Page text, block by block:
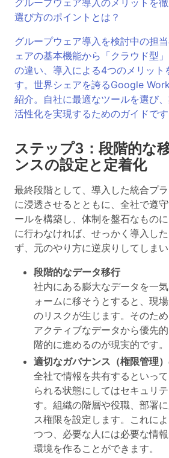
選び方のポイントとは？
グループウェア導入を検討中の担
ェアの基本機能から「クラウド型
の違い、導入による4つのメリット
す。世界シェアを誇るGoogle
紹介。自社に最適なツールを選び
活性化を実現するためのガイドです
ステップ3：段階的な
ンスの設定と定着化
最終段階として、導入した統合プ
に浸透させるとともに、全社で遵
ールを構築し、体制を盤石なもの
に行わなければ、せっかく導入し
ず、元のやり方に逆戻りしてしまい
段階的なデータ移行
社内にある膨大なデータを一
ォームに移そうとすると、現
のリスクが生じます。そのた
アクティブなデータから優先
階的に進めるのが現実的です。
適切なガバナンス（権限管理
全社で情報を共有するといっ
られる状態にしてはセキュリ
す。組織の階層や役職、部署
ス権限を設定します。これに
つつ、必要な人には必要な情
環境を作ることができます。